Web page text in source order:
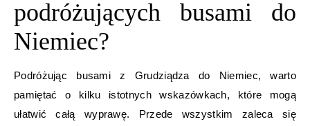
podróżujących busami do
Niemiec?
Podróżując busami z Grudziądza do Niemiec, warto
pamiętać o kilku istotnych wskazówkach, które mogą
ułatwić całą wyprawę. Przede wszystkim zaleca się